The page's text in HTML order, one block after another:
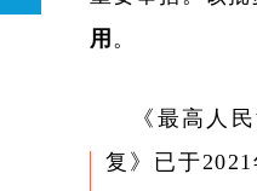
用 。
《最高人民
复》已于